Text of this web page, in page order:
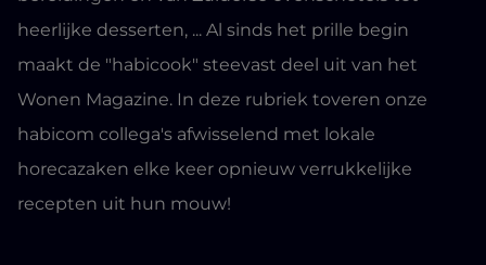
heerlijke desserten, ... Al sinds het prille begin
maakt de "habicook" steevast deel uit van het
Wonen Magazine. In deze rubriek toveren onze
habicom collega's afwisselend met lokale
horecazaken elke keer opnieuw verrukkelijke
recepten uit hun mouw!